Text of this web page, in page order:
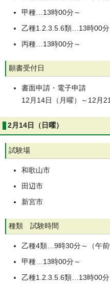
甲種…13時00分～
乙種1.2.3.5.6類…13時00分
丙種…13時00分～
願書受付日
書面申請・電子申請
12月14日（月曜）～12月
2月14日（日曜）
試験場
和歌山市
田辺市
新宮市
種類 試験時間
乙種4類…9時30分～（午前
甲種…13時00分～
乙種1.2.3.5.6類…13時00分